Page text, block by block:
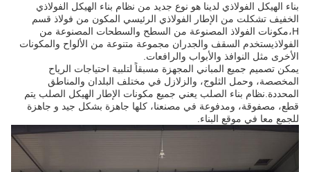
بناء الهيكل الفولاذي لدينا هو نوع جديد من نظام بناء الهيكل الفولاذي
الخفيف تشكلت من الإطار الفولاذي الرئيسي المكون من فولاذ قسم
H،مكونات الفولاذ المصنوعة من السطح والسطحات المصنوعة من
الفولاذيستخدم السقف والجدران مجموعة متنوعة من الألواح والمكونات
الأخرى مثل النوافذ والأبواب والرافعات.
يمكن تصميم جميع المباني المجهزة مسبقاً لتلبية احتياجات الرياح
المخصصة، وحمل الثلوج، والزلازل في مختلف البلدان والمناطق
المحددة.نظام بناء الصلب يعني جميع مكونات الإطار الهيكل الصلب يتم
قطع، مصفوقة، ومدفوعة في مصنعنا، كلها جاهزة بشكل جيد و جاهزة
للجمع معا في موقع البناء.